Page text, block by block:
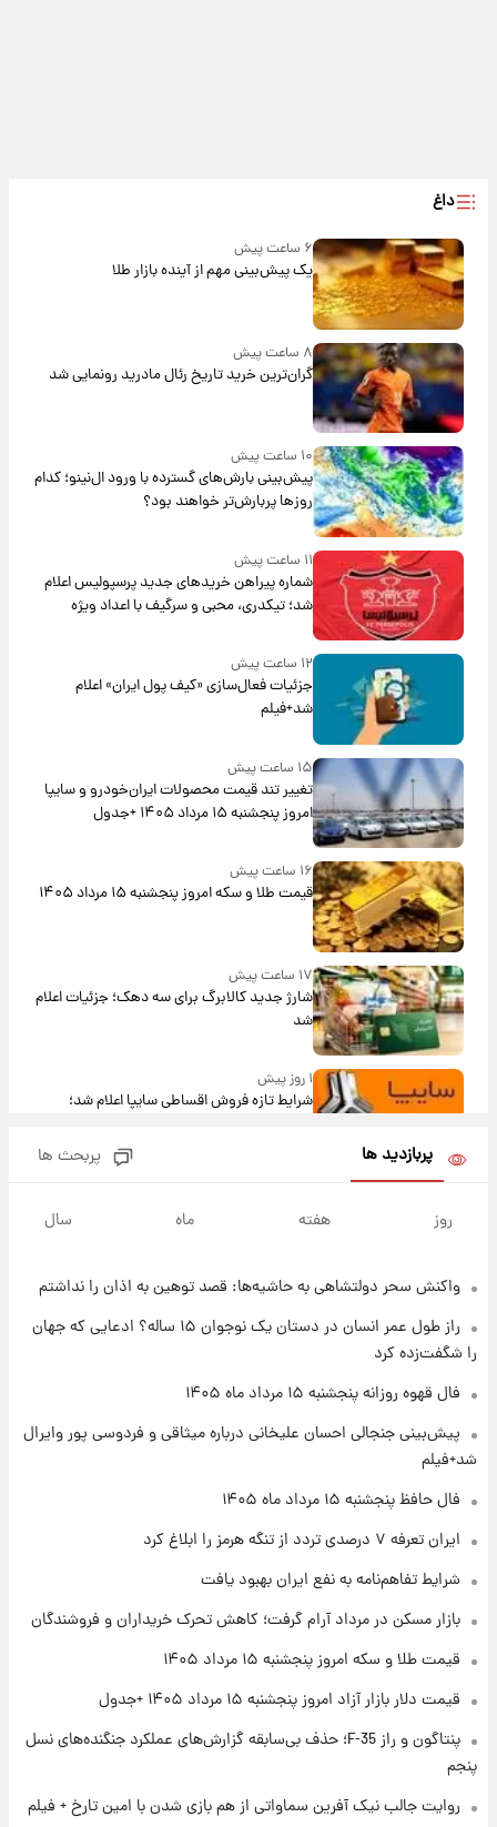
داغ
۶ ساعت پیش
یک پیش‌بینی مهم از آینده بازار طلا
۸ ساعت پیش
گران‌ترین خرید تاریخ رئال مادرید رونمایی شد
۱۰ ساعت پیش
پیش‌بینی بارش‌های گسترده با ورود ال‌نینو؛ کدام
روزها پربارش‌تر خواهند بود؟
۱۱ ساعت پیش
شماره پیراهن خریدهای جدید پرسپولیس اعلام
شد؛ تیکدری، محبی و سرگیف با اعداد ویژه
۱۲ ساعت پیش
جزئیات فعال‌سازی «کیف پول ایران» اعلام
شد+فیلم
۱۵ ساعت پیش
تغییر تند قیمت محصولات ایران‌خودرو و سایپا
امروز پنجشنبه ۱۵ مرداد ۱۴۰۵ +جدول
۱۶ ساعت پیش
قیمت طلا و سکه امروز پنجشنبه ۱۵ مرداد ۱۴۰۵
۱۷ ساعت پیش
شارژ جدید کالابرگ برای سه دهک؛ جزئیات اعلام
شد
۱ روز پیش
شرایط تازه فروش اقساطی سایپا اعلام شد؛
قیمت سکه و طلا فردا
۲۳ ساعت پیش
۱ روز پیش
۱ روز پیش
ارزش سهام عدالت برای امروز چهارشنبه ۱۴ مرداد
۱ روز پیش
نام خودرو، مبلغ پیش پرداخت و زمان تحویل |
پربازدید ها پربحث ها
روز هفته ماه سال
واکنش سحر دولتشاهی به حاشیه‌ها: قصد توهین به اذان را نداشتم
راز طول عمر انسان در دستان یک نوجوان ۱۵ ساله؟ ادعایی که جهان
را شگفت‌زده کرد
فال قهوه روزانه پنجشنبه ۱۵ مرداد ماه ۱۴۰۵
پیش‌بینی جنجالی احسان علیخانی درباره میثاقی و فردوسی پور وایرال
شد+فیلم
فال حافظ پنجشنبه ۱۵ مرداد ماه ۱۴۰۵
ایران تعرفه ۷ درصدی تردد از تنگه هرمز را ابلاغ کرد
شرایط تفاهم‌نامه به نفع ایران بهبود یافت
بازار مسکن در مرداد آرام گرفت؛ کاهش تحرک خریداران و فروشندگان
قیمت طلا و سکه امروز پنجشنبه ۱۵ مرداد ۱۴۰۵
قیمت دلار بازار آزاد امروز پنجشنبه ۱۵ مرداد ۱۴۰۵ +جدول
پنتاگون و راز F-35؛ حذف بی‌سابقه گزارش‌های عملکرد جنگنده‌های نسل
پنجم
روایت جالب نیک آفرین سماواتی از هم بازی شدن با امین تارخ + فیلم